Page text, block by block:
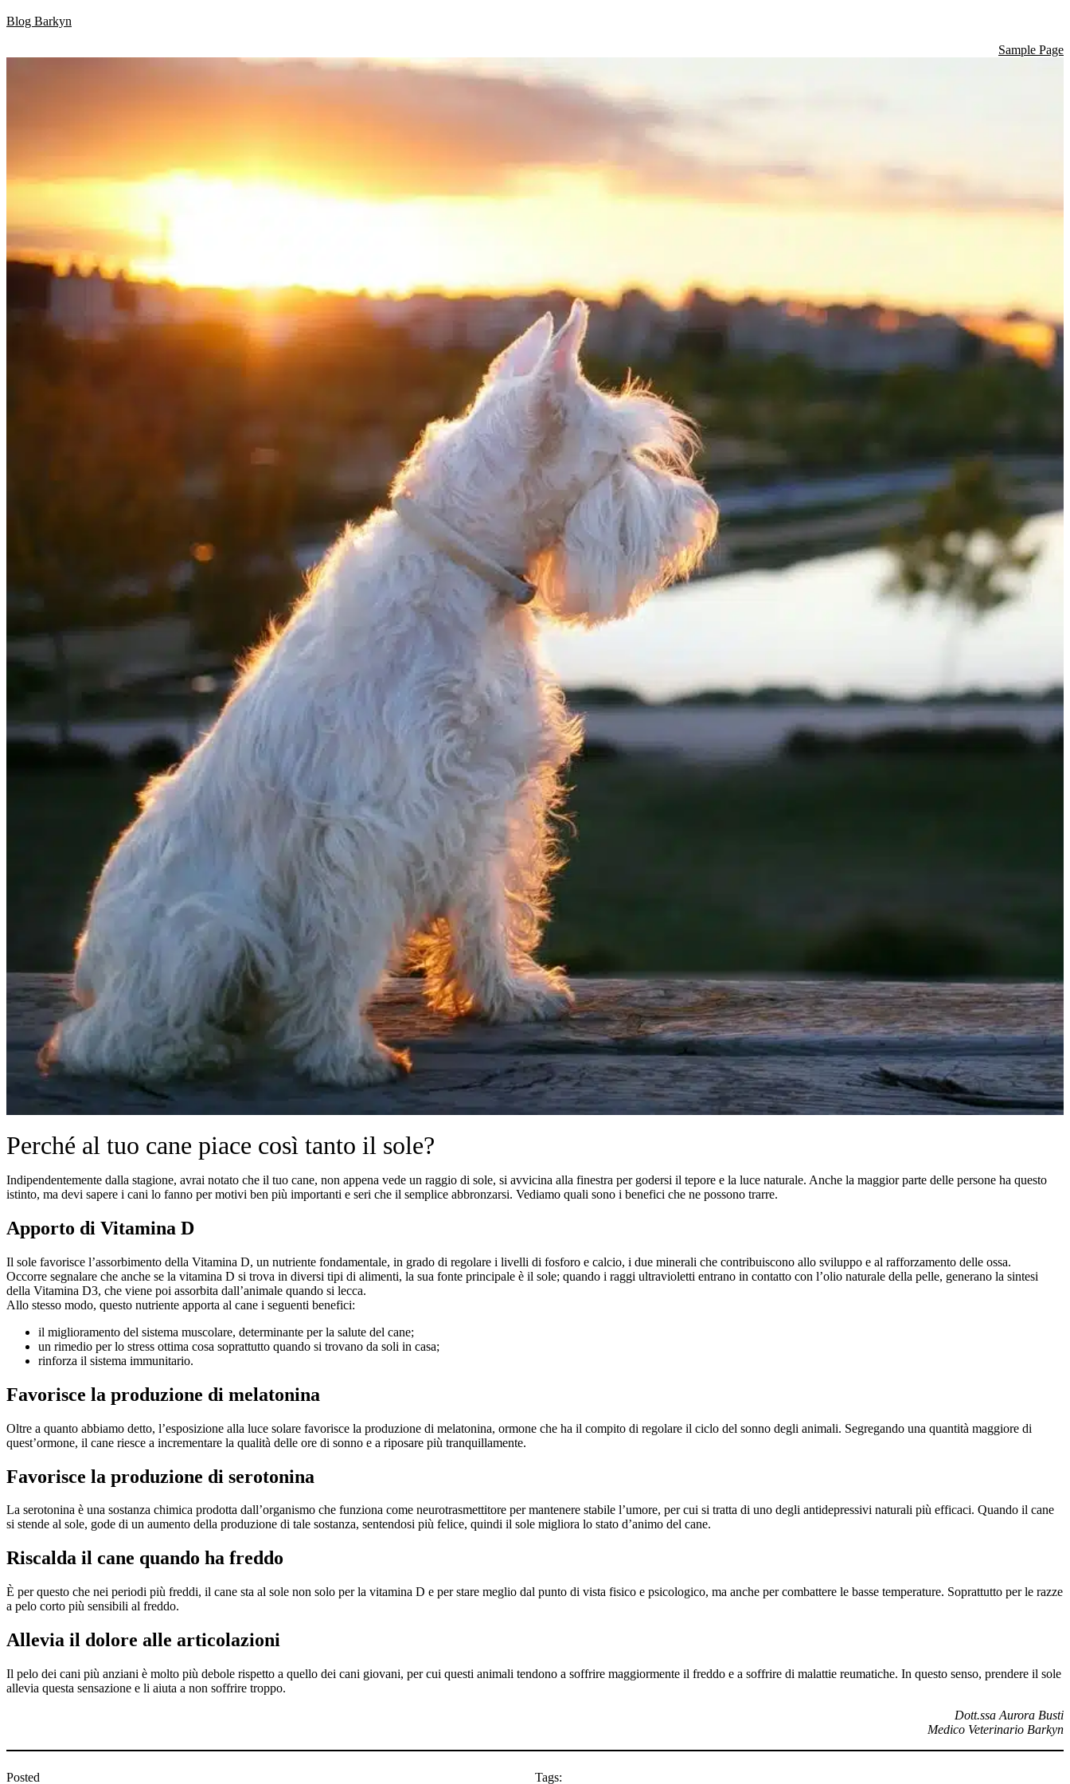
Skip
Blog Barkyn
Sample Page
Perché al tuo cane piace così tanto il sole?
Indipendentemente dalla stagione, avrai notato che il tuo cane, non appena vede un raggio di sole, si avvicina alla finestra per godersi il tepore e la luce naturale. Anche la maggior parte delle persone ha questo
istinto, ma devi sapere i cani lo fanno per motivi ben più importanti e seri che il semplice abbronzarsi. Vediamo quali sono i benefici che ne possono trarre.
Apporto di Vitamina D
Il sole favorisce l’assorbimento della Vitamina D, un nutriente fondamentale, in grado di regolare i livelli di fosforo e calcio, i due minerali che contribuiscono allo sviluppo e al rafforzamento delle ossa.
Occorre segnalare che anche se la vitamina D si trova in diversi tipi di alimenti, la sua fonte principale è il sole; quando i raggi ultravioletti entrano in contatto con l’olio naturale della pelle, generano la sintesi
della Vitamina D3, che viene poi assorbita dall’animale quando si lecca.
Allo stesso modo, questo nutriente apporta al cane i seguenti benefici:
il miglioramento del sistema muscolare, determinante per la salute del cane;
un rimedio per lo stress ottima cosa soprattutto quando si trovano da soli in casa;
rinforza il sistema immunitario.
Favorisce la produzione di melatonina
Oltre a quanto abbiamo detto, l’esposizione alla luce solare favorisce la produzione di melatonina, ormone che ha il compito di regolare il ciclo del sonno degli animali. Segregando una quantità maggiore di
quest’ormone, il cane riesce a incrementare la qualità delle ore di sonno e a riposare più tranquillamente.
Favorisce la produzione di serotonina
La serotonina è una sostanza chimica prodotta dall’organismo che funziona come neurotrasmettitore per mantenere stabile l’umore, per cui si tratta di uno degli antidepressivi naturali più efficaci. Quando il cane
si stende al sole, gode di un aumento della produzione di tale sostanza, sentendosi più felice, quindi il sole migliora lo stato d’animo del cane.
Riscalda il cane quando ha freddo
È per questo che nei periodi più freddi, il cane sta al sole non solo per la vitamina D e per stare meglio dal punto di vista fisico e psicologico, ma anche per combattere le basse temperature. Soprattutto per le razze
a pelo corto più sensibili al freddo.
Allevia il dolore alle articolazioni
Il pelo dei cani più anziani è molto più debole rispetto a quello dei cani giovani, per cui questi animali tendono a soffrire maggiormente il freddo e a soffrire di malattie reumatiche. In questo senso, prendere il sole
allevia questa sensazione e li aiuta a non soffrire troppo.
Dott.ssa Aurora Busti
Medico Veterinario Barkyn
Posted Tags: